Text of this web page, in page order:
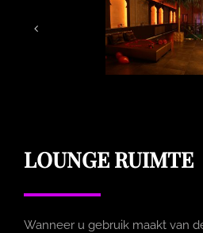
LOUNGE RUIMTE
Wanneer u gebruik maakt van